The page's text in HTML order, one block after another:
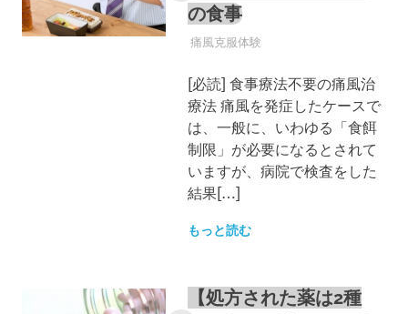
の食事
痛風
痛風克服体験
[必読] 食事療法不要の痛風治
療法 痛風を発症したケースで
は、一般に、いわゆる「食餌
制限」が必要になるとされて
いますが、病院で検査をした
結果[…]
もっと読む
【処方された薬は2種